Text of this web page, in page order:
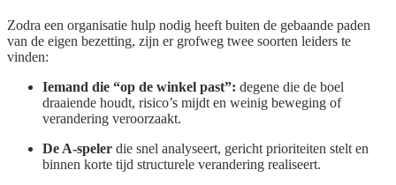
Zodra een organisatie hulp nodig heeft buiten de gebaande paden
van de eigen bezetting, zijn er grofweg twee soorten leiders te
vinden:
Iemand die “op de winkel past”: degene die de boel
draaiende houdt, risico’s mijdt en weinig beweging of
verandering veroorzaakt.
De A-speler die snel analyseert, gericht prioriteiten stelt en
binnen korte tijd structurele verandering realiseert.